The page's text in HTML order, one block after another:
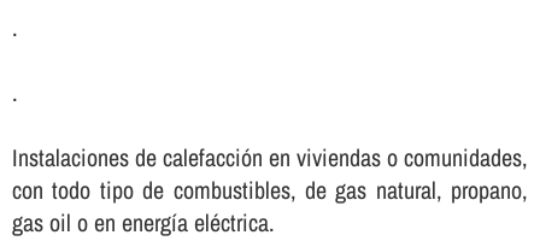
.
.
Instalaciones de calefacción en viviendas o comunidades,
con todo tipo de combustibles, de gas natural, propano,
gas oil o en energí­a eléctrica.